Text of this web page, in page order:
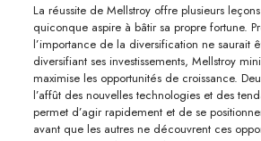
La réussite de Mellstroy offre plusieurs
quiconque aspire à bâtir sa propre fortune.
l’importance de la diversification ne saurait
diversifiant ses investissements, Mellstroy
maximise les opportunités de croissance.
l’affût des nouvelles technologies et des
permet d’agir rapidement et de se
avant que les autres ne découvrent ces